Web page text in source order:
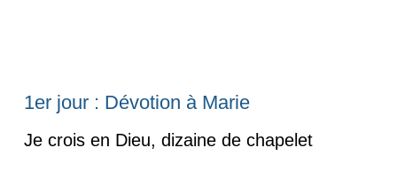
1er jour : Dévotion à Marie
Je crois en Dieu, dizaine de chapelet